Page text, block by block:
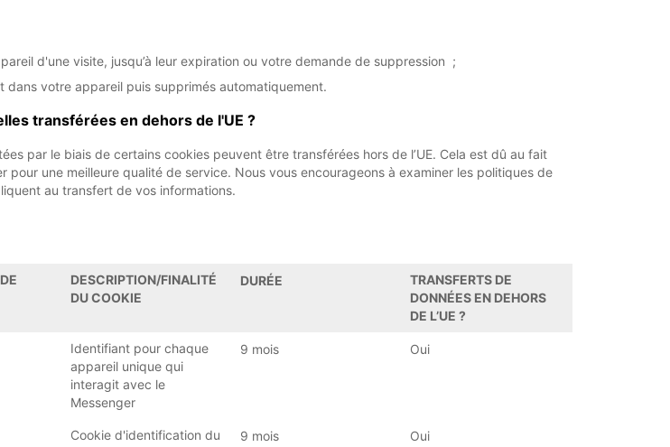
d'une visite, jusqu’à leur expiration ou votre demande de suppression ;
votre appareil puis supprimés automatiquement.
transférées en dehors de l'UE ?
par le biais de certains cookies peuvent être transférées hors de l’UE. Cela est dû au fait
une meilleure qualité de service. Nous vous encourageons à examiner les politiques de
au transfert de vos informations.
DESCRIPTION/FINALITÉ
DU COOKIE
DURÉE
TRANSFERTS DE
DONNÉES EN DEHORS
DE L’UE ?
Identifiant pour chaque
appareil unique qui
interagit avec le
Messenger
9 mois Oui
Cookie d'identification du
9 mois Oui